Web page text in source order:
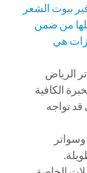
بيوت الشعر
من ضمن
هي
الرياض
الكافية
قد تواجه